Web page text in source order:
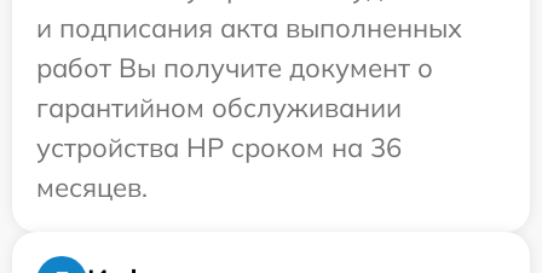
и подписания акта выполненных
работ Вы получите документ о
гарантийном обслуживании
устройства HP сроком на 36
месяцев.